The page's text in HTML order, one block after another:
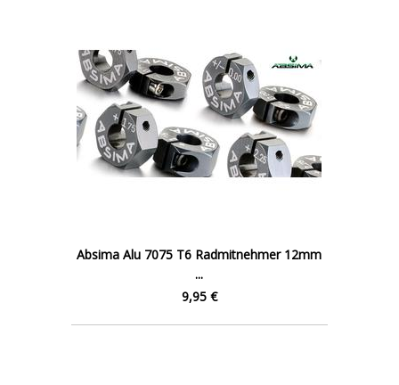
Absima Alu 7075 T6 Radmitnehmer 12mm
...
9,95 €